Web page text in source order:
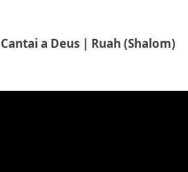
Cantai a Deus | Ruah (Shalom)